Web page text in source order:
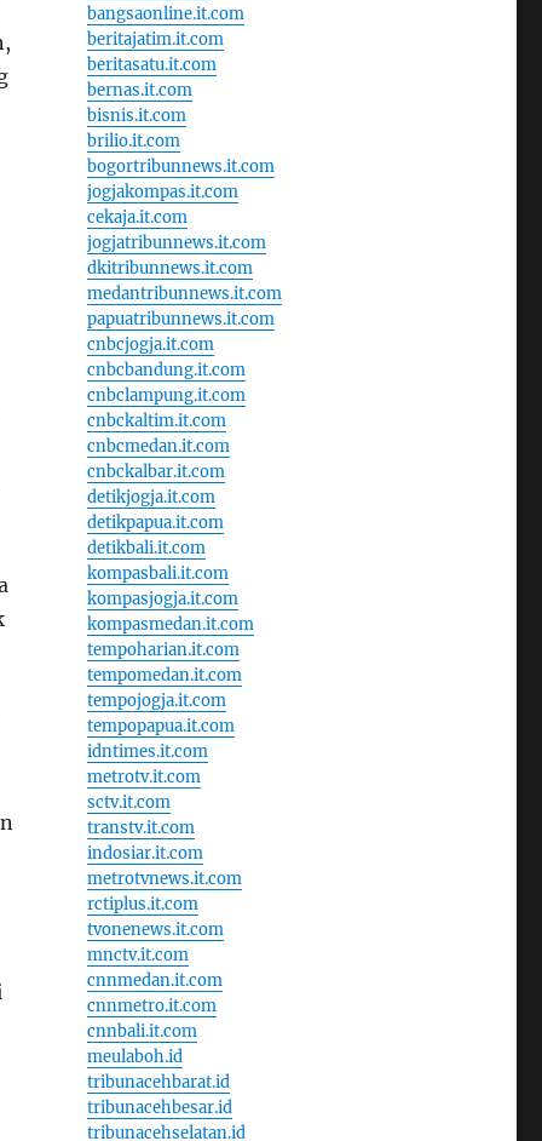
bangsaonline.it.com
beritajatim.it.com
beritasatu.it.com
bernas.it.com
bisnis.it.com
brilio.it.com
bogortribunnews.it.com
jogjakompas.it.com
cekaja.it.com
jogjatribunnews.it.com
dkitribunnews.it.com
medantribunnews.it.com
papuatribunnews.it.com
cnbcjogja.it.com
cnbcbandung.it.com
cnbclampung.it.com
cnbckaltim.it.com
cnbcmedan.it.com
cnbckalbar.it.com
detikjogja.it.com
detikpapua.it.com
detikbali.it.com
kompasbali.it.com
kompasjogja.it.com
kompasmedan.it.com
tempoharian.it.com
tempomedan.it.com
tempojogja.it.com
tempopapua.it.com
idntimes.it.com
metrotv.it.com
sctv.it.com
transtv.it.com
indosiar.it.com
metrotvnews.it.com
rctiplus.it.com
tvonenews.it.com
mnctv.it.com
cnnmedan.it.com
cnnmetro.it.com
cnnbali.it.com
meulaboh.id
tribunacehbarat.id
tribunacehbesar.id
tribunacehselatan.id